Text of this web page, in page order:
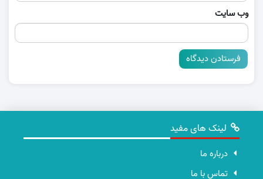
وب‌ سایت
لینک های مفید
درباره ما
تماس با ما